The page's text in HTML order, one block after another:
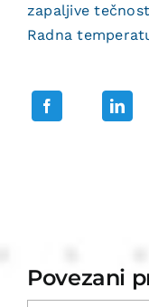
zapaljive
Radna
Povezani